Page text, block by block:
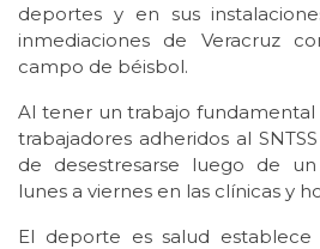
deportes y en sus
inmediaciones de Veracruz
campo de béisbol.
Al tener un trabajo
trabajadores adheridos al
de desestresarse luego de
lunes a viernes en las clínicas y
El deporte es salud